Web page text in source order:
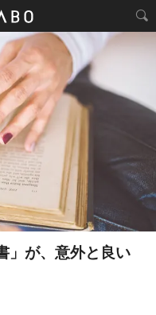
」が、意外と良い